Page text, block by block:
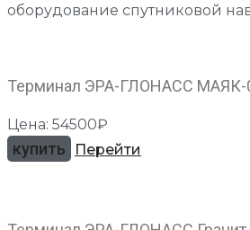
оборудование спутниковой
Терминал ЭРА-ГЛОНАСС МАЯК-
Цена: 54500₽
купить Перейти